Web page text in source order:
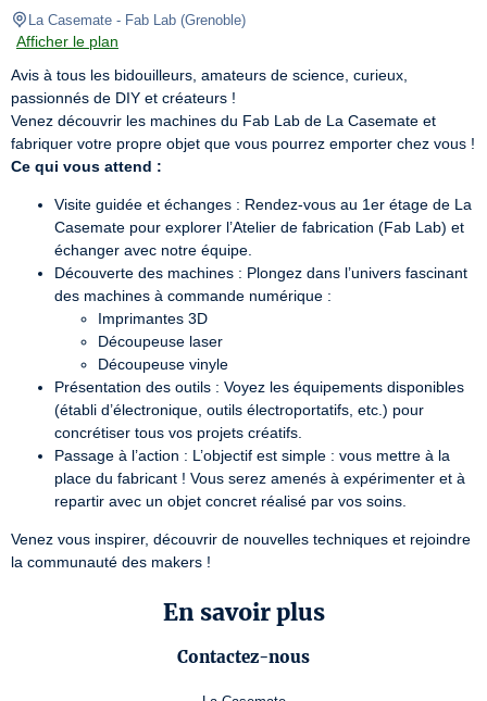
La Casemate - Fab Lab (Grenoble)
Afficher le plan
Avis à tous les bidouilleurs, amateurs de science, curieux,
passionnés de DIY et créateurs !
Venez découvrir les machines du Fab Lab de La Casemate et
Ce qui vous attend :
Visite guidée et échanges : Rendez-vous au 1er étage de La
Casemate pour explorer l’Atelier de fabrication (Fab Lab) et
échanger avec notre équipe.
Découverte des machines : Plongez dans l’univers fascinant
des machines à commande numérique :
Imprimantes 3D
Découpeuse laser
Découpeuse vinyle
Présentation des outils : Voyez les équipements disponibles
(établi d’électronique, outils électroportatifs, etc.) pour
concrétiser tous vos projets créatifs.
Passage à l’action : L’objectif est simple : vous mettre à la
place du fabricant ! Vous serez amenés à expérimenter et à
repartir avec un objet concret réalisé par vos soins.
Venez vous inspirer, découvrir de nouvelles techniques et rejoindre
la communauté des makers !
En savoir plus
Contactez-nous